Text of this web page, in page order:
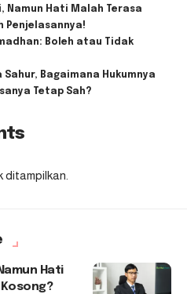
Namun Hati Malah Terasa
Penjelasannya!
Boleh atau Tidak
Sahur, Bagaimana Hukumnya
Tetap Sah?
ditampilkan.
Hati